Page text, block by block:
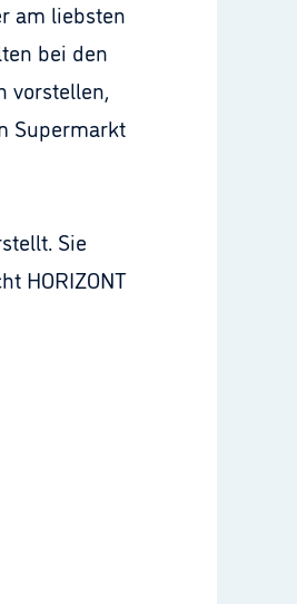
am liebsten
bei den
vorstellen,
Supermarkt
Sie
HORIZONT